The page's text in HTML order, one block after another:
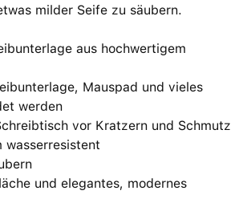
milder Seife zu säubern.
aus hochwertigem
Mauspad und vieles
werden
vor Kratzern und Schmutz
wasserresistent
und elegantes, modernes